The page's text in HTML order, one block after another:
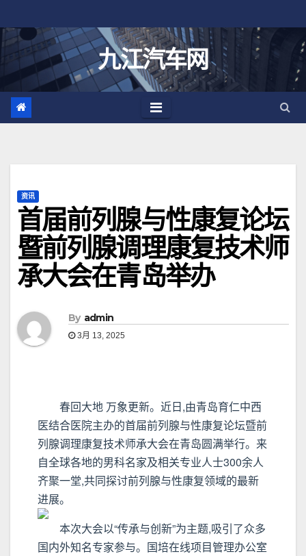
至
九江汽车网
资讯
首届前列腺与性康复论坛
暨前列腺调理康复技术师
承大会在青岛举办
By admin
3月 13, 2025
春回大地 万象更新。近日,由青岛育仁中西
医结合医院主办的首届前列腺与性康复论坛暨前
列腺调理康复技术师承大会在青岛圆满举行。来
自全球各地的男科名家及相关专业人士300余人
齐聚一堂,共同探讨前列腺与性康复领域的最新
进展。
本次大会以“传承与创新”为主题,吸引了众多
国内外知名专家参与。国培在线项目管理办公室